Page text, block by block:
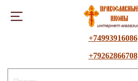
+74993916086
+79262866708